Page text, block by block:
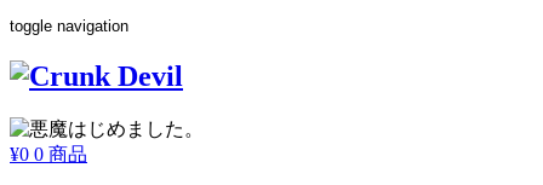
toggle navigation
¥0 0 商品